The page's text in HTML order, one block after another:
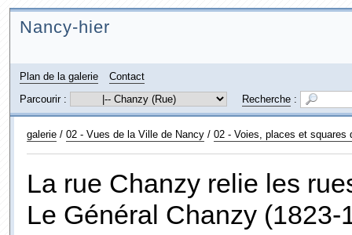
Nancy-hier
Plan de la galerie
Contact
Parcourir :
Recherche:
galerie/ 02 - Vues de la Ville de Nancy/ 02 - Voies, places et squares
La rue Chanzy relie les
Le Général Chanzy